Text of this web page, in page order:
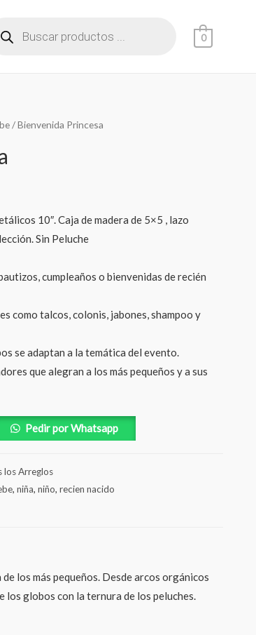
0
/ Bienvenida Princesa
10″. Caja de madera de 5×5 , lazo
Sin Peluche
cumpleaños o bienvenidas de recién
como talcos, colonis, jabones, shampoo y
se adaptan a la temática del evento.
que alegran a los más pequeños y a sus
Pedir por Whatsapp
los Arreglos
, niña, niño, recien nacido
los más pequeños. Desde arcos orgánicos
los globos con la ternura de los peluches.